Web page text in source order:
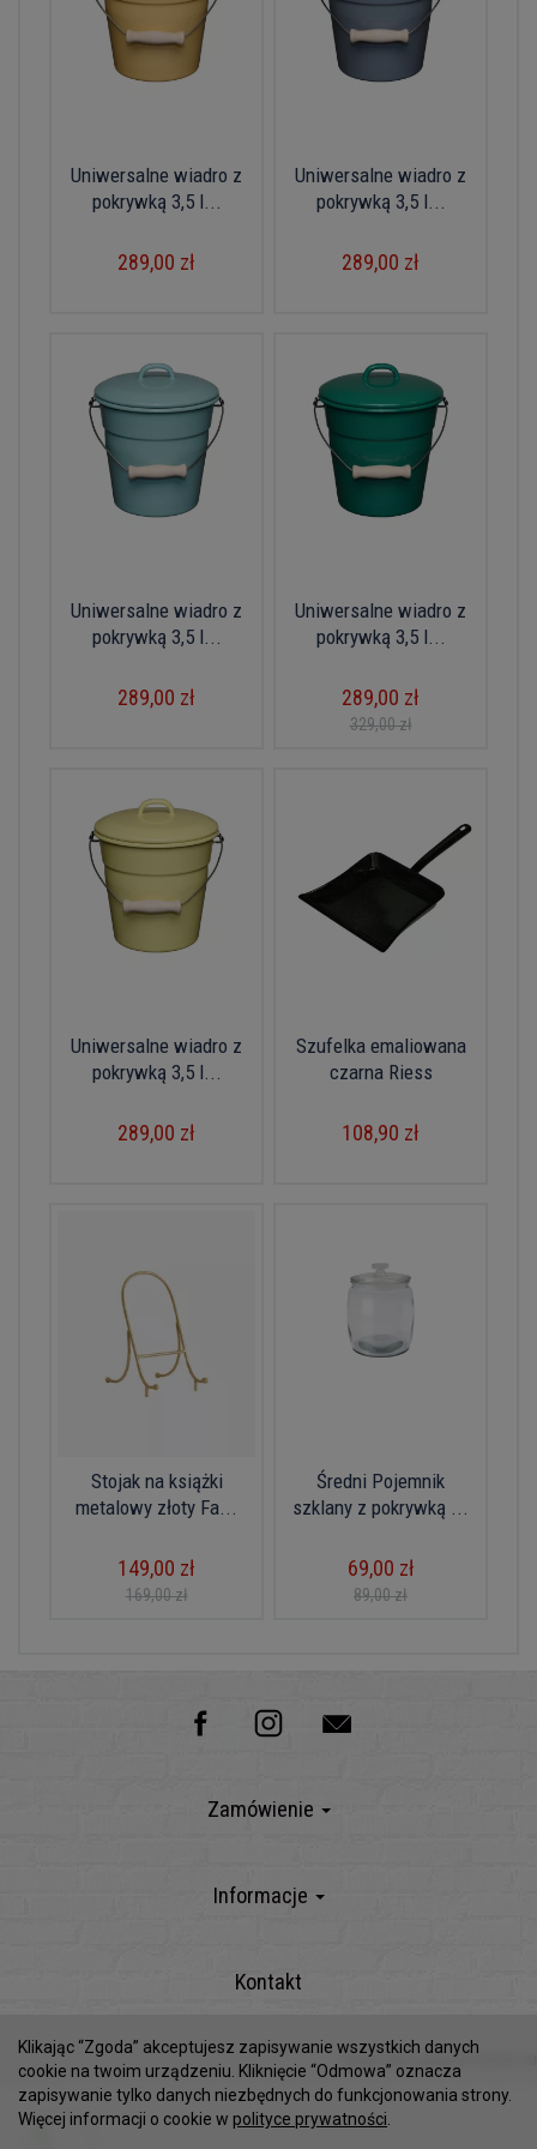
Uniwersalne wiadro z
pokrywką 3,5 l...
289,00 zł
Uniwersalne wiadro z
pokrywką 3,5 l...
289,00 zł
Uniwersalne wiadro z
pokrywką 3,5 l...
289,00 zł
Uniwersalne wiadro z
pokrywką 3,5 l...
289,00 zł
329,00 zł
Uniwersalne wiadro z
pokrywką 3,5 l...
289,00 zł
Szufelka emaliowana
czarna Riess
108,90 zł
Stojak na książki
metalowy złoty Fa...
149,00 zł
169,00 zł
Średni Pojemnik
szklany z pokrywką ...
69,00 zł
89,00 zł
Zamówienie
Informacje
Kontakt
Sklep internetowy SOTESHOP AI
Klikając “Zgoda” akceptujesz zapisywanie wszystkich danych
cookie na twoim urządzeniu. Kliknięcie “Odmowa” oznacza
zapisywanie tylko danych niezbędnych do funkcjonowania strony.
Więcej informacji o cookie w polityce prywatności